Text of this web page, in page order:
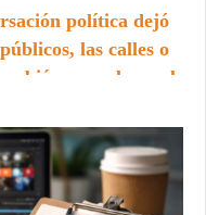
política dejó
las calles o
se cuela en el
a través de
sin descanso.